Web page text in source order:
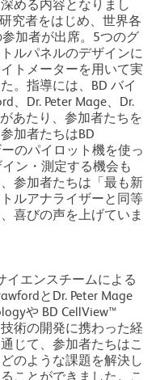
める内容となりまし
究者をはじめ、世界各
加者が出席。5つのグ
ルパネルのデザインに
トメーターを用いて実
。指導には、BD バイ
、Dr. Peter Mage、Dr.
あたり、参加者たちを
加者たちはBD
のパイロット機を使っ
ン・測定する機会も
参加者たちは「最も新
ルアナライザーと同等
喜びの声を上げていま
イエンスチームによる
とDr. Peter Mage
や BD CellView™
術の開発に携わった経
じて、参加者たちはこ
のような課題を解決し
ことができました。こ